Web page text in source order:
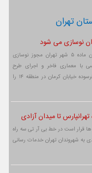
تهران
نوسازی می شود
تهران رسانه | کمیسیون ماده ۵ شهر تهران مجوز نوسازی
با معماری فاخر و اجرای طرح
موضعی اصلاح بافت فرسوده خیابان کرمان در منطقه ۱۴ را
تا میدان آزادی
ها قرار است در خط بی آر تی سه راه
به شهروندان تهران خدمات رسانی